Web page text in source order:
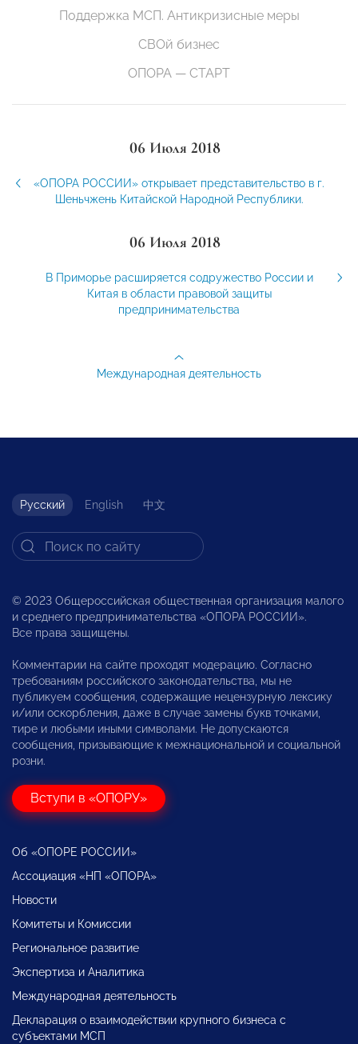
Поддержка МСП. Антикризисные меры
СВОй бизнес
ОПОРА — СТАРТ
06 Июля 2018
«ОПОРА РОССИИ» открывает представительство в г.
Шеньчжень Китайской Народной Республики.
06 Июля 2018
В Приморье расширяется содружество России и
Китая в области правовой защиты
предпринимательства
Международная деятельность
Русский English 中文
© 2023 Общероссийская общественная организация малого
и среднего предпринимательства «ОПОРА РОССИИ».
Все права защищены.
Комментарии на сайте проходят модерацию. Согласно
требованиям российского законодательства, мы не
публикуем сообщения, содержащие нецензурную лексику
и/или оскорбления, даже в случае замены букв точками,
тире и любыми иными символами. Не допускаются
сообщения, призывающие к межнациональной и социальной
розни.
Вступи в «ОПОРУ»
Об «ОПОРЕ РОССИИ»
Ассоциация «НП «ОПОРА»
Новости
Комитеты и Комиссии
Региональное развитие
Экспертиза и Аналитика
Международная деятельность
Декларация о взаимодействии крупного бизнеса с
субъектами МСП